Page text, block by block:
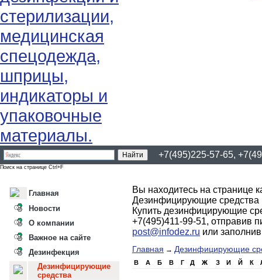
+7(495)225-57-65,
Поиск на странице Ctrl+F
Главная
Новости
О компании
Важное на сайте
Дезинфекция
Дезинфицирующие
средства
Вы находитесь на странице
Дезинфицирующие средства
Купить дезинфицирующие
+7(495)411-99-51, отправив
post@infodez.ru или
Главная → Дезинфицирующие
B А Б В Г Д Ж З И Й К